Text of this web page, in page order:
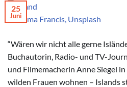
© Emma Francis, Unsplash
25
Juni
“Wären wir nicht alle gerne
Buchautorin, Radio- und TV-
und Filmemacherin Anne Siegel
wilden Frauen wohnen – Islands